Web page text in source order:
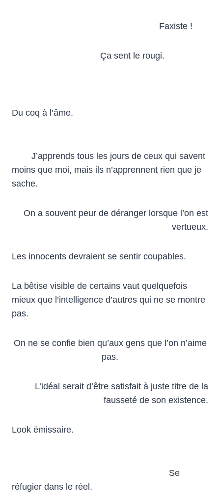
Faxiste !
Ça sent le rougi.
Du coq à l’âme.
J’apprends tous les jours de ceux qui savent
moins que moi, mais ils n’apprennent rien que je
sache.
On a souvent peur de déranger lorsque l’on est
vertueux.
Les innocents devraient se sentir coupables.
La bêtise visible de certains vaut quelquefois
mieux que l’intelligence d’autres qui ne se montre
pas.
On ne se confie bien qu’aux gens que l’on n’aime
pas.
L’idéal serait d’être satisfait à juste titre de la
fausseté de son existence.
Look émissaire.
Se
réfugier dans le réel.